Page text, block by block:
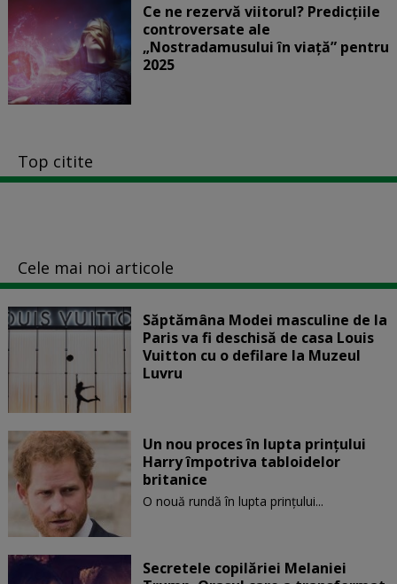
Ce ne rezervă viitorul? Predicțiile
controversate ale
„Nostradamusului în viață” pentru
2025
Top citite
Cele mai noi articole
Săptămâna Modei masculine de la
Paris va fi deschisă de casa Louis
Vuitton cu o defilare la Muzeul
Luvru
Un nou proces în lupta prinţului
Harry împotriva tabloidelor
britanice
O nouă rundă în lupta prinţului...
Secretele copilăriei Melaniei